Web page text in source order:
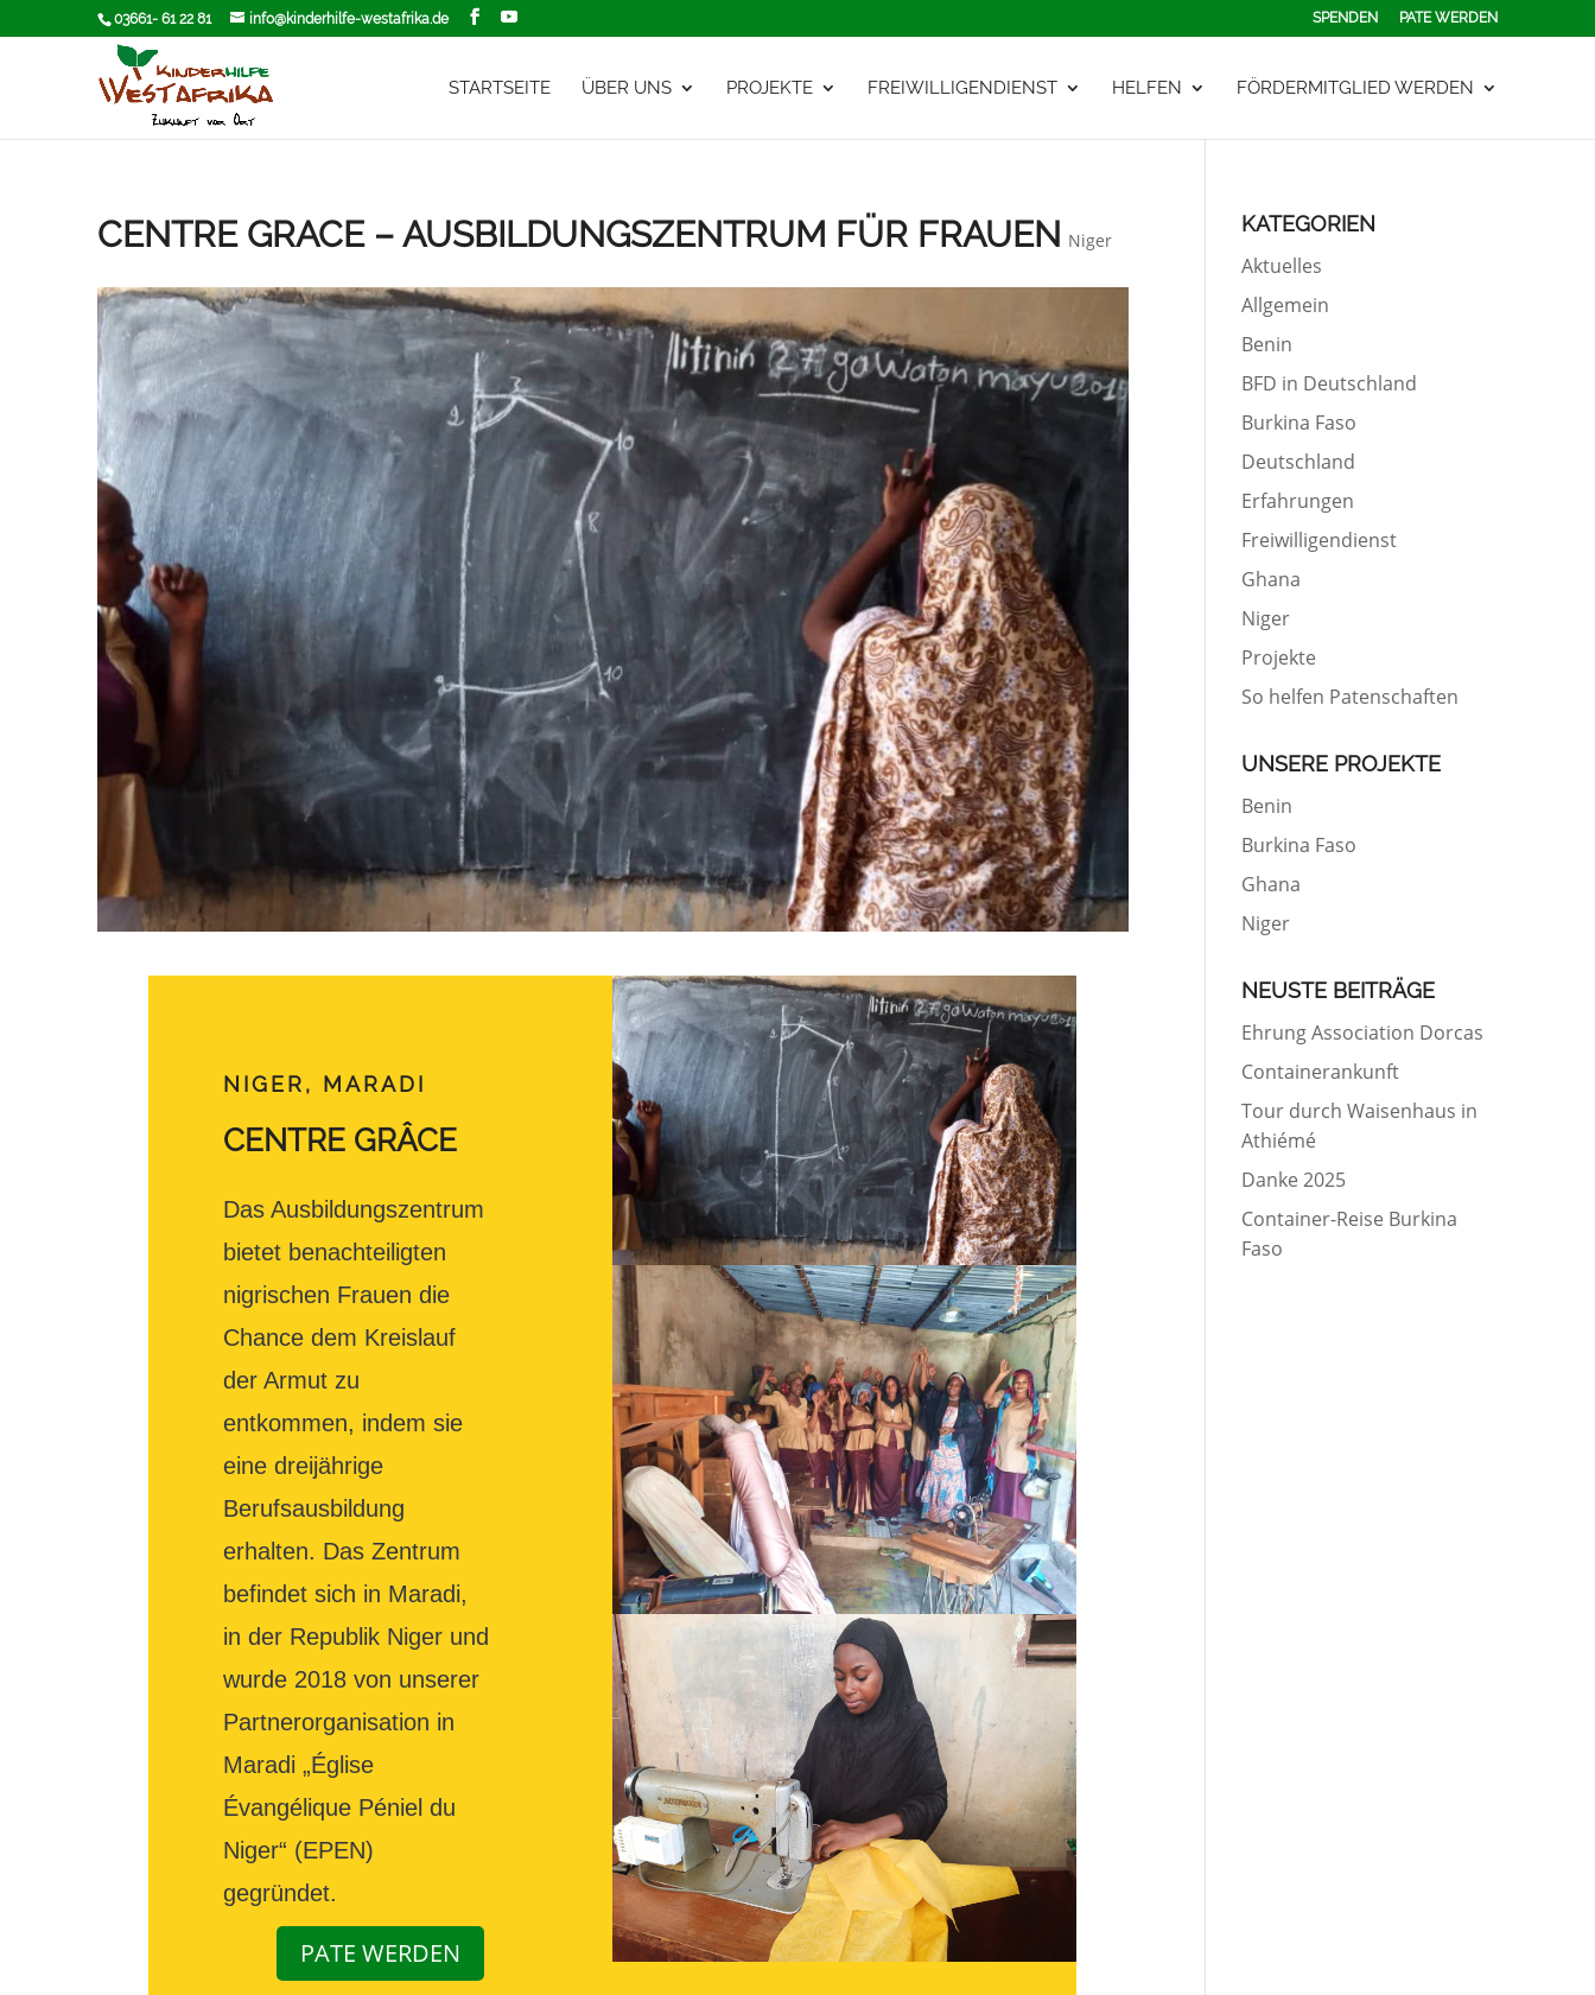
03661- 61 22 81 info@kinderhilfe-westafrika.de SPENDEN PATE WERDEN
STARTSEITE ÜBER UNS PROJEKTE FREIWILLIGENDIENST HELFEN FÖRDERMITGLIED WERDEN
CENTRE GRACE – AUSBILDUNGSZENTRUM FÜR FRAUEN Niger
NIGER, MARADI
CENTRE GRÂCE
Das Ausbildungszentrum
bietet benachteiligten
nigrischen Frauen die
Chance dem Kreislauf
der Armut zu
entkommen, indem sie
eine dreijährige
Berufsausbildung
erhalten. Das Zentrum
befindet sich in Maradi,
in der Republik Niger und
wurde 2018 von unserer
Partnerorganisation in
Maradi „Église
Évangélique Péniel du
Niger“ (EPEN)
gegründet.
PATE WERDEN
KATEGORIEN
Aktuelles
Allgemein
Benin
BFD in Deutschland
Burkina Faso
Deutschland
Erfahrungen
Freiwilligendienst
Ghana
Niger
Projekte
So helfen Patenschaften
UNSERE PROJEKTE
Benin
Burkina Faso
Ghana
Niger
NEUSTE BEITRÄGE
Ehrung Association Dorcas
Containerankunft
Tour durch Waisenhaus in
Athiémé
Danke 2025
Container-Reise Burkina
Faso